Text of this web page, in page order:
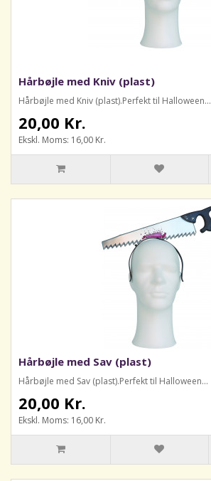
Hårbøjle med Kniv (plast)
Hårbøjle med Kniv (plast).Perfekt til Halloween...
20,00 Kr.
Ekskl. Moms: 16,00 Kr.
Hårbøjle med Sav (plast)
Hårbøjle med Sav (plast).Perfekt til Halloween...
20,00 Kr.
Ekskl. Moms: 16,00 Kr.